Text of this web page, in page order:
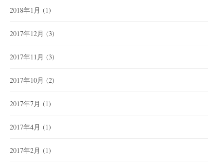
2018年1月 (1)
2017年12月 (3)
2017年11月 (3)
2017年10月 (2)
2017年7月 (1)
2017年4月 (1)
2017年2月 (1)